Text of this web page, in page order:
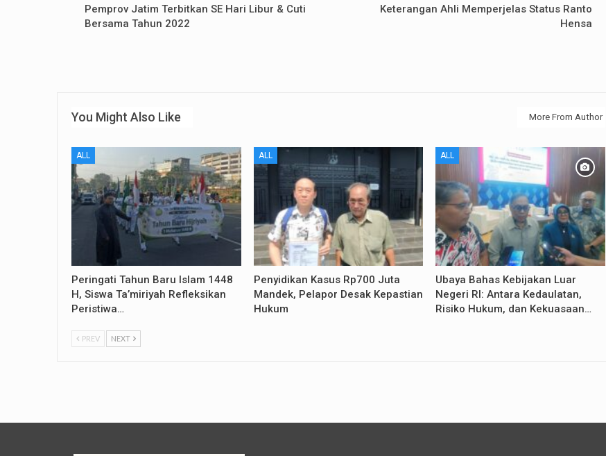
Pemprov Jatim Terbitkan SE Hari Libur & Cuti
Bersama Tahun 2022
Keterangan Ahli Memperjelas Status Ranto
Hensa
You Might Also Like More From Author
ALL
Peringati Tahun Baru Islam 1448
H, Siswa Ta’miriyah Refleksikan
Peristiwa…
ALL
Penyidikan Kasus Rp700 Juta
Mandek, Pelapor Desak Kepastian
Hukum
ALL
Ubaya Bahas Kebijakan Luar
Negeri RI: Antara Kedaulatan,
Risiko Hukum, dan Kekuasaan…
PREV NEXT